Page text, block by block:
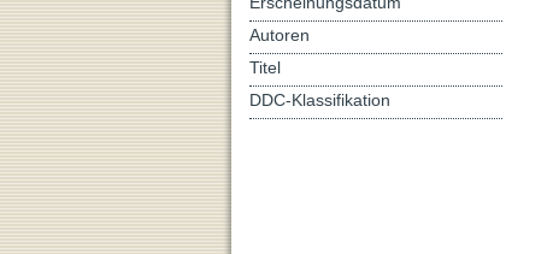
Autoren
Titel
DDC-Klassifikation